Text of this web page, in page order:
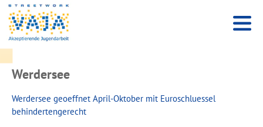
Werdersee
Werdersee geoeffnet April-Oktober mit Euroschluessel
behindertengerecht